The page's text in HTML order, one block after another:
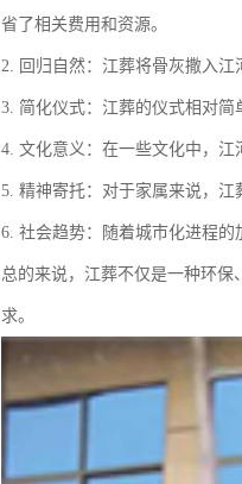
省了相关费用和资源。
2. 回归自然：江葬将骨灰撒入
3. 简化仪式：江葬的仪式相对
4. 文化意义：在一些文化中，
5. 精神寄托：对于家属来说，
6. 社会趋势：随着城市化进程
总的来说，江葬不仅是一种环
求。